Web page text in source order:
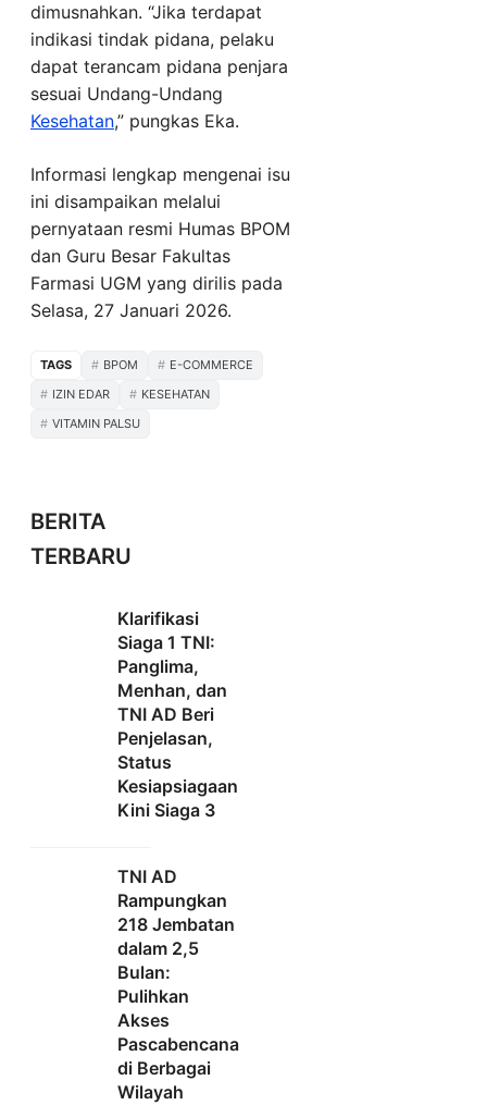
dimusnahkan. “Jika terdapat
indikasi tindak pidana, pelaku
dapat terancam pidana penjara
sesuai Undang-Undang
Kesehatan,” pungkas Eka.
Informasi lengkap mengenai isu
ini disampaikan melalui
pernyataan resmi Humas BPOM
dan Guru Besar Fakultas
Farmasi UGM yang dirilis pada
Selasa, 27 Januari 2026.
TAGS BPOM
E-COMMERCE
IZIN EDAR
KESEHATAN
VITAMIN PALSU
BERITA
TERBARU
Klarifikasi
Siaga 1 TNI:
Panglima,
Menhan, dan
TNI AD Beri
Penjelasan,
Status
Kesiapsiagaan
Kini Siaga 3
TNI AD
Rampungkan
218 Jembatan
dalam 2,5
Bulan:
Pulihkan
Akses
Pascabencana
di Berbagai
Wilayah